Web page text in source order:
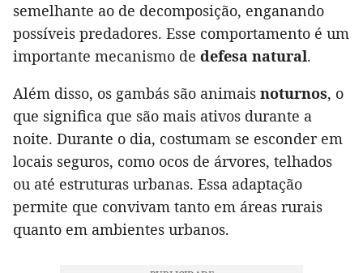
semelhante ao de decomposição, enganando
possíveis predadores. Esse comportamento é um
importante mecanismo de defesa natural.
Além disso, os gambás são animais noturnos, o
que significa que são mais ativos durante a
noite. Durante o dia, costumam se esconder em
locais seguros, como ocos de árvores, telhados
ou até estruturas urbanas. Essa adaptação
permite que convivam tanto em áreas rurais
quanto em ambientes urbanos.